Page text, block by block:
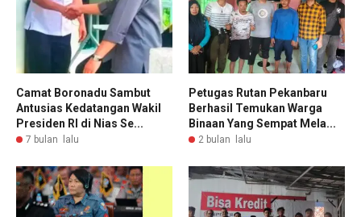
Camat Boronadu Sambut
Antusias Kedatangan Wakil
Presiden RI di Nias Se...
7 bulan lalu
Petugas Rutan Pekanbaru
Berhasil Temukan Warga
Binaan Yang Sempat Mela...
2 bulan lalu